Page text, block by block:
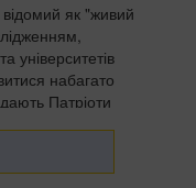
як "живий
університетів
набагато
Патріоти